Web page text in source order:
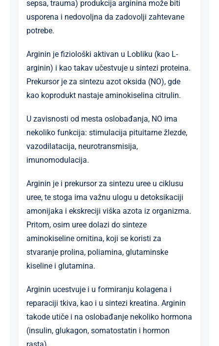
sepsa, trauma) produkcija arginina može biti
usporena i nedovoljna da zadovolji zahtevane
potrebe.
Arginin je fiziološki aktivan u L­obliku (kao L-
arginin) i kao takav učestvuje u sintezi proteina.
Prekursor je za sintezu azot oksida (NO), gde
kao koprodukt nastaje aminokiselina citrulin.
U zavisnosti od mesta oslobađanja, NO ima
nekoliko funkcija: stimulacija pituitarne žlezde,
vazodilatacija, neurotransmisija,
imunomodulacija.
Arginin je i prekursor za sintezu uree u ciklusu
uree, te stoga ima važnu ulogu u detoksikaciji
amonijaka i ekskreciji viška azota iz organizma.
Pritom, osim uree dolazi do sinteze
aminokiseline ornitina, koji se koristi za
stvaranje prolina, poliamina, glutaminske
kiseline i glutamina.
Arginin ucestvuje i u formiranju kolagena i
reparaciji tkiva, kao i u sintezi kreatina. Arginin
takode utiče i na oslobađanje nekoliko hormona
(insulin, glukagon, somatostatin i hormon
rasta).